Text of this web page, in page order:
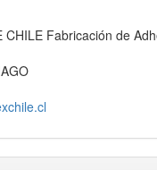
CHILE Fabricación de